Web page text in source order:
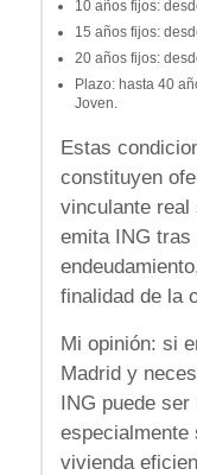
10 años fijos:
15 años fijos:
20 años fijos:
Plazo: hasta 40
Joven.
Estas
constituyen
vinculante real
emita ING
finalidad de la
Mi opinión: si
Madrid y
ING puede ser
especialmente
vivienda